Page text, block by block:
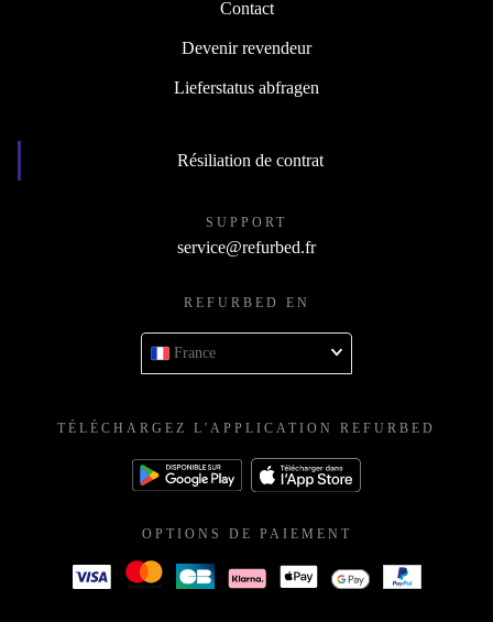
Contact
Devenir revendeur
Lieferstatus abfragen
Résiliation de contrat
SUPPORT
service@refurbed.fr
REFURBED EN
France
TÉLÉCHARGEZ L'APPLICATION REFURBED
OPTIONS DE PAIEMENT